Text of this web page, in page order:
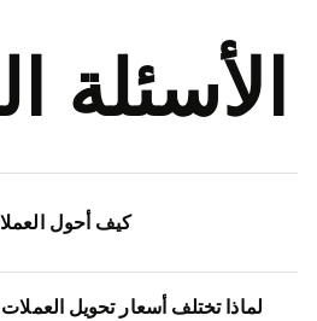
الأسئلة
كيف أحول
لماذا تختلف أسعار تحويل العملات